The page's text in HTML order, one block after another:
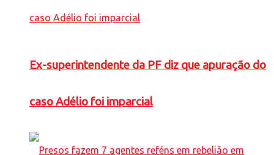
Ex-superintendente da PF diz que apuração do
caso Adélio foi imparcial